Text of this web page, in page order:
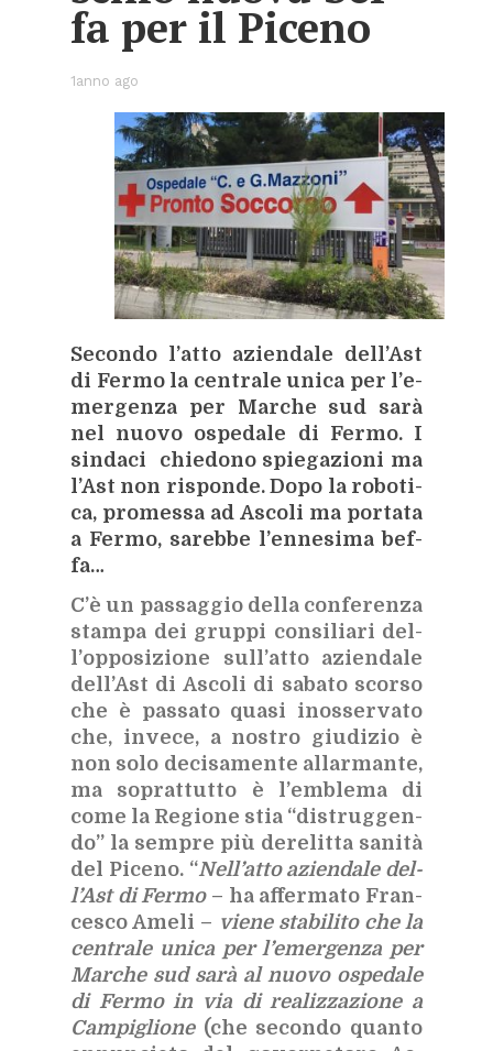
fa per il Pi­ce­no
1anno ago
Se­con­do l’at­to azien­da­le del­l’A­st
di Fer­mo la cen­tra­le uni­ca per l’e­
mer­gen­za per Mar­che sud sarà
nel nuo­vo ospe­da­le di Fer­mo. I
sin­da­ci chie­do­no spie­ga­zio­ni ma
l’A­st non ri­spon­de. Dopo la ro­bo­ti­
ca, pro­mes­sa ad Asco­li ma por­ta­ta
a Fer­mo, sa­reb­be l’en­ne­si­ma bef­
fa…
C’è un pas­sag­gio del­la con­fe­ren­za
stam­pa dei grup­pi con­si­lia­ri del­
l’op­po­si­zio­ne sul­l’at­to azien­da­le
del­l’A­st di Asco­li di sa­ba­to scor­so
che è pas­sa­to qua­si inos­ser­va­to
che, in­ve­ce, a no­stro giu­di­zio è
non solo de­ci­sa­men­te al­lar­man­te,
ma so­prat­tut­to è l’em­ble­ma di
come la Re­gio­ne stia “di­strug­gen­
do” la sem­pre più de­re­lit­ta sa­ni­tà
del Pi­ce­no. “Nel­l’at­to azien­da­le del­
l’A­st di Fer­mo– ha af­fer­ma­to Fran­
ce­sco Ame­li – vie­ne sta­bi­li­to che la
cen­tra­le uni­ca per l’e­mer­gen­za per
Mar­che sud sarà al nuo­vo ospe­da­le
di Fer­mo in via di rea­liz­za­zio­ne a
Cam­pi­glio­ne(che se­con­do quan­to